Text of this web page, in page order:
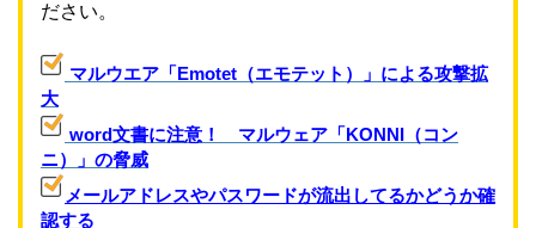
ださい。
マルウエア「Emotet（エモテット）」による攻撃拡
大
word文書に注意！ マルウェア「KONNI（コン
ニ）」の脅威
メールアドレスやパスワードが流出してるかどうか確
認する